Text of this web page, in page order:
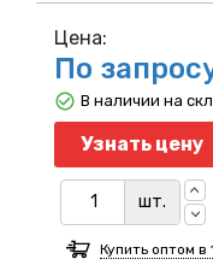
Цена:
По
Узнать цену
шт.
В наличии на
Купить оптом в